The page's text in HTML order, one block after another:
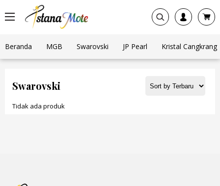
Beranda MGB Swarovski JP Pearl Kristal Cangkrang
Swarovski
Tidak ada produk